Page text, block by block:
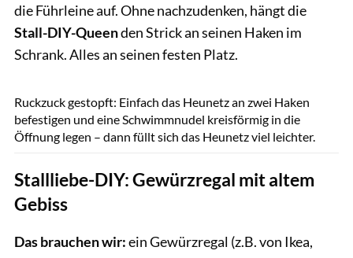
die Führleine auf. Ohne nachzudenken, hängt die
Stall-DIY-Queenden Strick an seinen Haken im
Schrank. Alles an seinen festen Platz.
Ruckzuck gestopft: Einfach das Heunetz an zwei Haken
befestigen und eine Schwimmnudel kreisförmig in die
Öffnung legen – dann füllt sich das Heunetz viel leichter.
Stallliebe-DIY: Gewürzregal mit altem
Gebiss
Das brauchen wir:ein Gewürzregal (z.B. von Ikea,